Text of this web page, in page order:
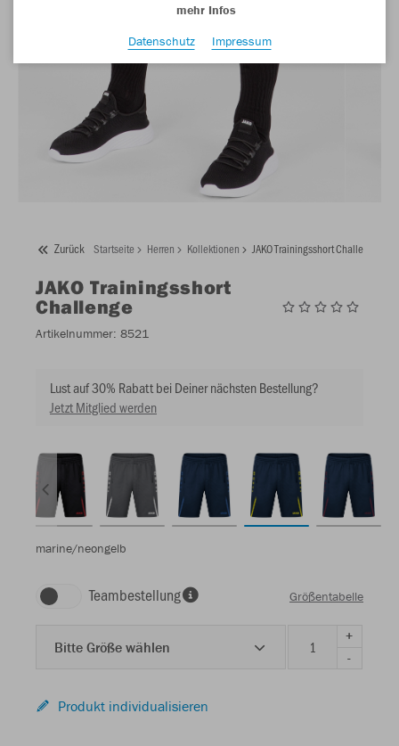
Zurück Startseite Herren Kollektionen JAKO Trainingsshort Challenge
JAKO Trainingsshort
Challenge
Artikelnummer: 8521
Lust auf 30% Rabatt bei Deiner nächsten Bestellung?
Jetzt Mitglied werden
marine/neongelb
Teambestellung Größentabelle
Bitte Größe wählen
+
-
Produkt individualisieren
mehr Infos
Datenschutz
Impressum